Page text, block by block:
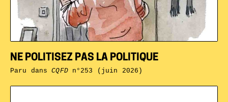
NE POLITISEZ PAS LA POLITIQUE
Paru dansCQFDn°253 (juin 2026)